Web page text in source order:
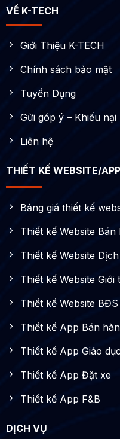
VỀ K-TECH
Giới Thiệu K-TECH
Chính sách bảo mật
Tuyển Dụng
Gửi góp ý – Khiếu nại
Liên hệ
THIẾT KẾ WEBSITE/APP
Bảng giá thiết kế
Thiết kế Website Bán
Thiết kế Website
Thiết kế Website Giới
Thiết kế Website BĐS
Thiết kế App Bán
Thiết kế App Giáo dục
Thiết kế App Đặt xe
Thiết kế App F&B
DỊCH VỤ